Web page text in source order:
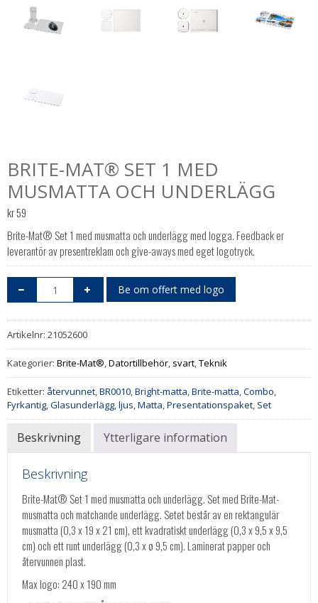
BRITE-MAT® SET 1 MED
MUSMATTA OCH UNDERLÄGG
kr59
Brite-Mat® Set 1 med musmatta och underlägg med logga. Feedback er
leverantör av presentreklam och give-aways med eget logotryck.
Be om offert med logo
Artikelnr: 21052600
Kategorier: Brite-Mat®,Datortillbehör, svart,Teknik
Etiketter: återvunnet,BR0010,Bright-matta,Brite-matta,Combo,
Fyrkantig,Glasunderlägg,ljus,Matta,Presentationspaket, Set
Beskrivning Ytterligare information
Beskrivning
Brite-Mat® Set 1 med musmatta och underlägg. Set med Brite-Mat-
musmatta och matchande underlägg. Setet består av en rektangulär
musmatta (0,3 x 19 x 21 cm), ett kvadratiskt underlägg (0,3 x 9,5 x 9,5
cm) och ett runt underlägg (0,3 x ø 9,5 cm). Laminerat papper och
återvunnen plast.
Max logo: 240 x 190 mm